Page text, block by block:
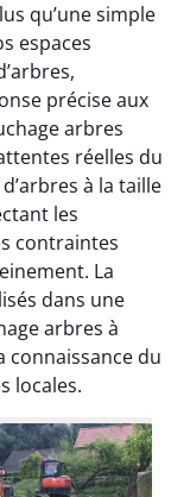
qu’une simple
espaces
précise aux
arbres
réelles du
à la taille
les
contraintes
La
dans une
arbres à
connaissance du
locales.
Vasseur
2025
rapide et très
pour
de mes arbres. Le
sécurisé et
réalisé. Je
sans hésiter.